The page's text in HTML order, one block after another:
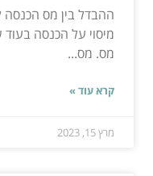
ההבדל בין מס
מיסוי על הכנסה
מס. מס...
קרא עוד »
מרץ 15, 2023